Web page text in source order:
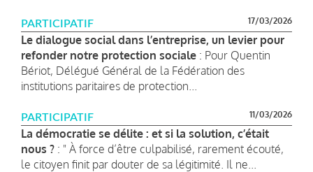
PARTICIPATIF 17/03/2026
Le dialogue social dans l’entreprise, un levier pour
refonder notre protection sociale : Pour Quentin
Bériot, Délégué Général de la Fédération des
institutions paritaires de protection...
PARTICIPATIF 11/03/2026
La démocratie se délite : et si la solution, c’était
nous ? : " À force d’être culpabilisé, rarement écouté,
le citoyen finit par douter de sa légitimité. Il ne...